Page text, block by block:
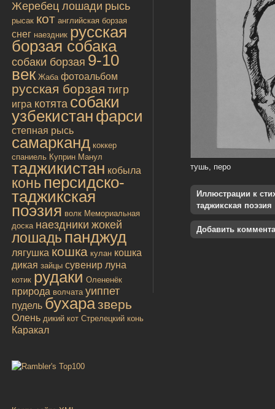
Жеребец лошади рысь
рысак кот английская борзая
снег наездник русская
борзая собака
собаки борзая 9-10
век Жаба фотоальбом
русская борзая тигр
игра котята собаки
узбекистан фарси
степная рысь
самарканд коккер
спаниель Куприн Манул
таджикистан кобыла
конь персидско-
таджикская
поэзия волк Мемориальная
доска наездники жокей
лошадьпанджуд
лягушка кошка кулан кошка
дикая зайцы сувенир луна
котик рудаки Олененёк
природа волчата уиппет
пудель бухаразверь
Олень дикий кот Стрелецкий конь
Каракал
тушь, перо
Иллюстрации к
таджикская поэзия
Добавить